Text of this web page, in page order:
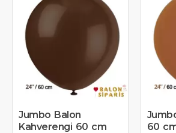
Jumbo Balon
Kahverengi 60 cm
60